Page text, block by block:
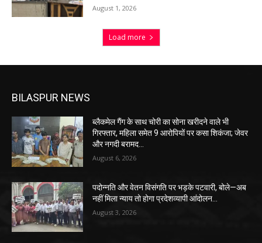
August 1, 2026
Load more
BILASPUR NEWS
ब्लैकमेल गैंग के साथ चोरी का सोना खरीदने वाले भी
गिरफ्तार, महिला समेत 9 आरोपियों पर कसा शिकंजा; जेवर
और नगदी बरामद…
August 6, 2026
पदोन्नति और वेतन विसंगति पर भड़के पटवारी, बोले—अब
नहीं मिला न्याय तो होगा प्रदेशव्यापी आंदोलन…
August 3, 2026